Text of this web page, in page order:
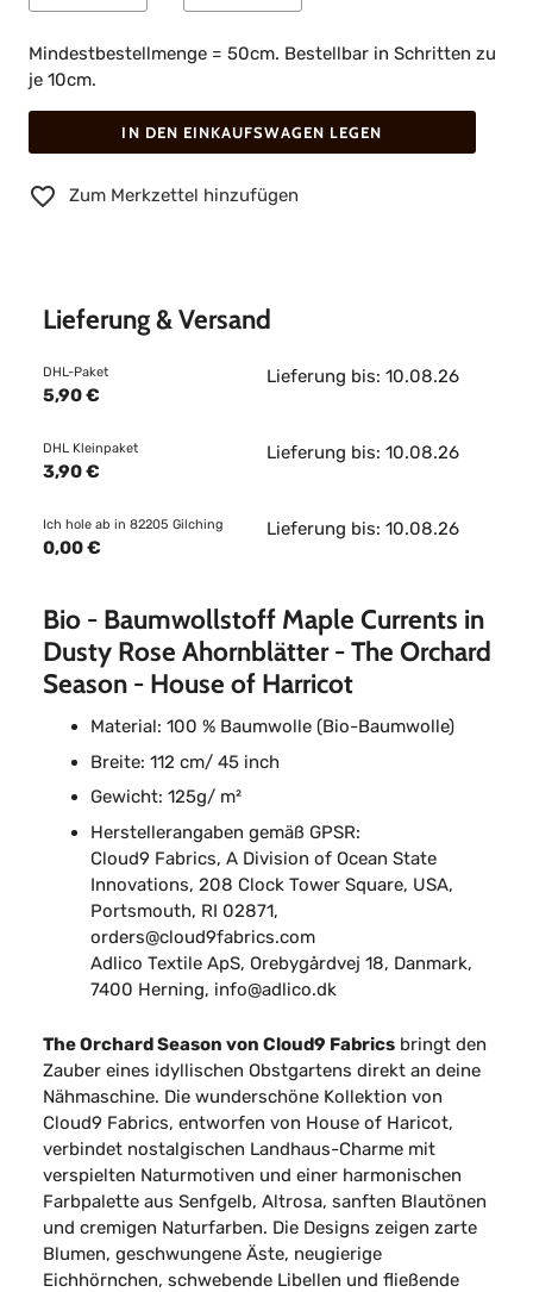
Mindestbestellmenge = 50cm. Bestellbar in Schritten zu
je 10cm.
IN DEN EINKAUFSWAGEN LEGEN
Zum Merkzettel hinzufügen
Lieferung & Versand
DHL-Paket
5,90 €
Lieferung bis: 10.08.26
DHL Kleinpaket
3,90 €
Lieferung bis: 10.08.26
Ich hole ab in 82205 Gilching
0,00 €
Lieferung bis: 10.08.26
Bio - Baumwollstoff Maple Currents in
Dusty Rose Ahornblätter - The Orchard
Season - House of Harricot
Material: 100 % Baumwolle (Bio-Baumwolle)
Breite: 112 cm/ 45 inch
Gewicht: 125g/ m²
Herstellerangaben gemäß GPSR:
Cloud9 Fabrics, A Division of Ocean State
Innovations, 208 Clock Tower Square, USA,
Portsmouth, RI 02871,
orders@cloud9fabrics.com
Adlico Textile ApS, Orebygårdvej 18, Danmark,
7400 Herning, info@adlico.dk
The Orchard Season von Cloud9 Fabrics bringt den
Zauber eines idyllischen Obstgartens direkt an deine
Nähmaschine. Die wunderschöne Kollektion von
Cloud9 Fabrics, entworfen von House of Haricot,
verbindet nostalgischen Landhaus-Charme mit
verspielten Naturmotiven und einer harmonischen
Farbpalette aus Senfgelb, Altrosa, sanften Blautönen
und cremigen Naturfarben. Die Designs zeigen zarte
Blumen, geschwungene Äste, neugierige
Eichhörnchen, schwebende Libellen und fließende